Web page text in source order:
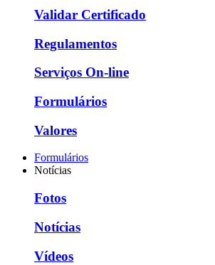
Validar Certificado
Regulamentos
Serviços On-line
Formulários
Valores
Formulários
Notícias
Fotos
Notícias
Vídeos